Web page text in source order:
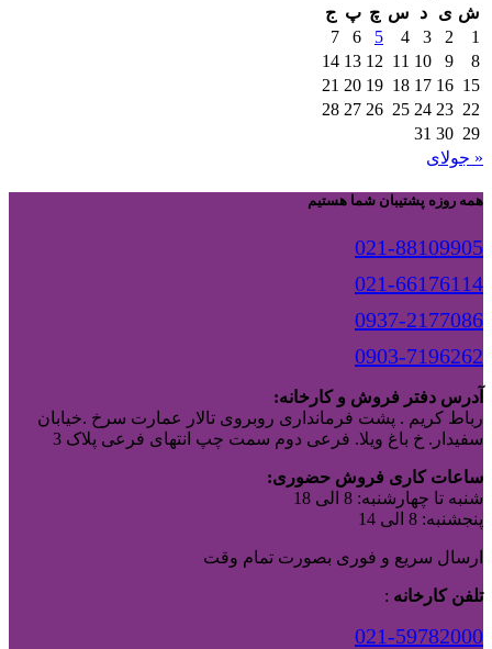
ش ی د س چ پ ج
1
2
3
4
5
6
7
8
9
10
11
12
13
14
15
16
17
18
19
20
21
22
23
24
25
26
27
28
29
30
31
« جولای
همه روزه پشتیبان شما هستیم
021-88109905
021-66176114
0937-2177086
0903-7196262
آدرس دفتر فروش و کارخانه:
رباط کریم . پشت فرمانداری روبروی تالار عمارت سرخ .خیابان
سفیدار. خ باغ ویلا. فرعی دوم سمت چپ انتهای فرعی پلاک 3
ساعات کاری فروش حضوری:
شنبه تا چهارشنبه: 8 الی 18
پنجشنبه: 8 الی 14
ارسال سریع و فوری بصورت تمام وقت
تلفن کارخانه :
021-59782000